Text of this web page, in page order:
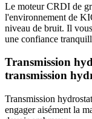
Le moteur CRDI de
l'environnement de
niveau de bruit. Il
une confiance
Transmission
transmission
Transmission
engager aisément la